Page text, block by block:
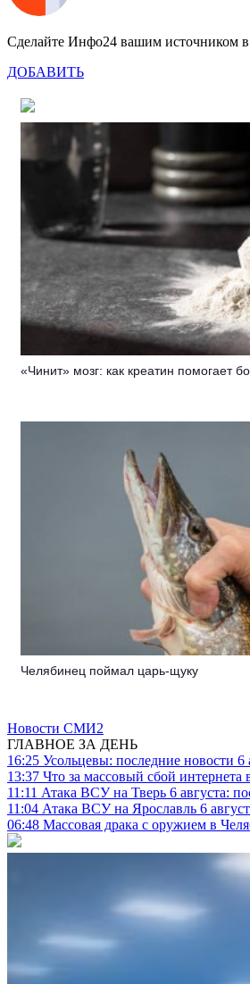
Сделайте Инфо24 вашим источником
ДОБАВИТЬ
«Чинит» мозг: как креатин помогает
Челябинец поймал царь-щуку
Новости СМИ2
ГЛАВНОЕ ЗА ДЕНЬ
16:25 Усольцевы: последние новости 6
13:37 Что за массовый сбой интернета
11:11 Атака ВСУ на Тверь 6 августа:
11:04 Атака ВСУ на Ярославль 6
06:48 Массовая драка с оружием в